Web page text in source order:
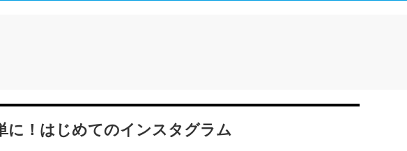
に！はじめてのインスタグラム